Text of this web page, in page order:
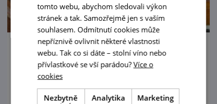
Živá hudba U Zajíce - Neoveská cimbálová
muzika
tomto webu, abychom sledovali výkon
stránek a tak. Samozřejmě jen s vaším
souhlasem. Odmítnutí cookies může
nepříznivě ovlivnit některé vlastnosti
webu. Tak co si dáte – stolní víno nebo
přívlastkové se vší parádou?Více o
cookies
Nezbytně
Analytika Marketing